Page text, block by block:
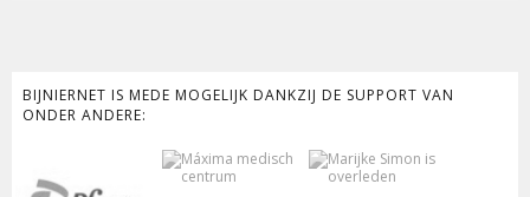
BIJNIERNET IS MEDE MOGELIJK DANKZIJ DE SUPPORT VAN
ONDER ANDERE: